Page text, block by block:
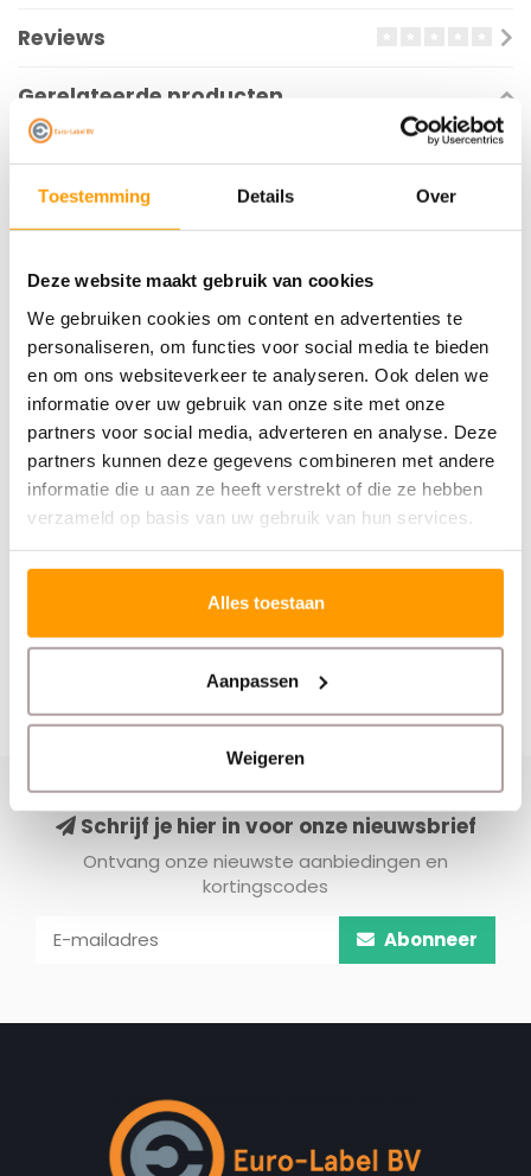
Toestemming Details Over
Deze website maakt gebruik van cookies
We gebruiken cookies om content en advertenties te
personaliseren, om functies voor social media te bieden
en om ons websiteverkeer te analyseren. Ook delen we
informatie over uw gebruik van onze site met onze
partners voor social media, adverteren en analyse. Deze
partners kunnen deze gegevens combineren met andere
informatie die u aan ze heeft verstrekt of die ze hebben
verzameld op basis van uw gebruik van hun services.
Alles toestaan
Aanpassen
Weigeren
Reviews
Gerelateerde producten
TECHNOTAPE
Washi Gold - 48mm x
50m
€5,34
TECHNOTAPE
Washi Lowtack -
38mm x 50m
€7,42
Schrijf je hier in voor onze nieuwsbrief
Ontvang onze nieuwste aanbiedingen en
kortingscodes
Abonneer